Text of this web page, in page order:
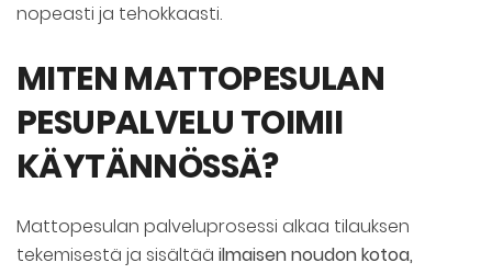
nopeasti ja tehokkaasti.
MITEN MATTOPESULAN
PESUPALVELU TOIMII
KÄYTÄNNÖSSÄ?
Mattopesulan palveluprosessi alkaa tilauksen
tekemisestä ja sisältää ilmaisen noudon kotoa,